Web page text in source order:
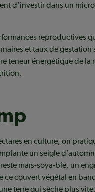
d’investir dans un
reproductives
et taux de gestation
teneur énergétique de la
en culture, on
un seigle
maïs-soya-blé, un
ce couvert végétal en
terre qui sèche plus